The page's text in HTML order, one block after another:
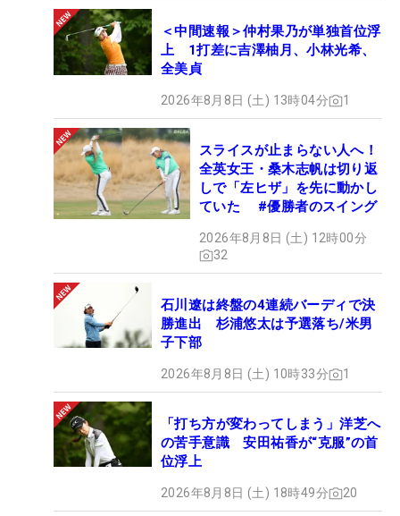
＜中間速報＞仲村果乃が単独首位浮
上 1打差に吉澤柚月、小林光希、
全美貞
2026年8月8日 (土) 13時04分 1
スライスが止まらない人へ！
全英女王・桑木志帆は切り返
しで「左ヒザ」を先に動かし
ていた #優勝者のスイング
2026年8月8日 (土) 12時00分
32
石川遼は終盤の4連続バーディで決
勝進出 杉浦悠太は予選落ち/米男
子下部
2026年8月8日 (土) 10時33分 1
「打ち方が変わってしまう」洋芝へ
の苦手意識 安田祐香が“克服”の首
位浮上
2026年8月8日 (土) 18時49分 20